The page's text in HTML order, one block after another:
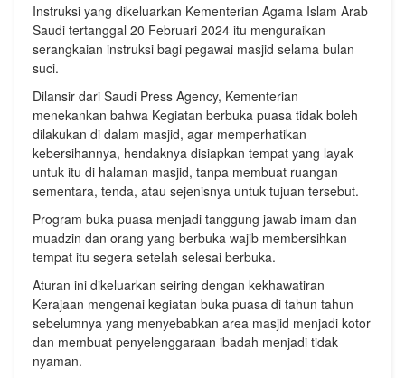
Instruksi yang dikeluarkan Kementerian Agama Islam Arab
Saudi tertanggal 20 Februari 2024 itu menguraikan
serangkaian instruksi bagi pegawai masjid selama bulan
suci.
Dilansir dari Saudi Press Agency, Kementerian
menekankan bahwa Kegiatan berbuka puasa tidak boleh
dilakukan di dalam masjid, agar memperhatikan
kebersihannya, hendaknya disiapkan tempat yang layak
untuk itu di halaman masjid, tanpa membuat ruangan
sementara, tenda, atau sejenisnya untuk tujuan tersebut.
Program buka puasa menjadi tanggung jawab imam dan
muadzin dan orang yang berbuka wajib membersihkan
tempat itu segera setelah selesai berbuka.
Aturan ini dikeluarkan seiring dengan kekhawatiran
Kerajaan mengenai kegiatan buka puasa di tahun tahun
sebelumnya yang menyebabkan area masjid menjadi kotor
dan membuat penyelenggaraan ibadah menjadi tidak
nyaman.